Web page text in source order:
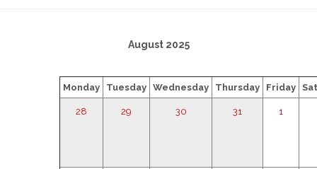
August 2025
Monday Tuesday Wednesday Thursday Friday
28 29 30 31 1